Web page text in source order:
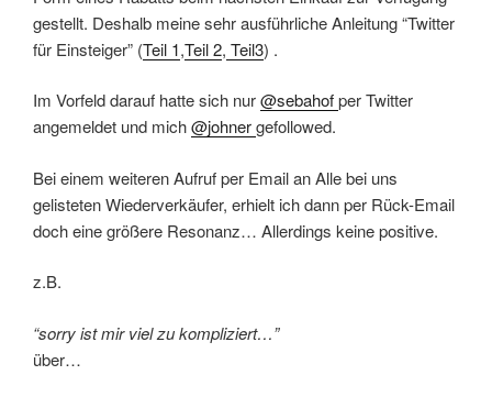
gestellt. Deshalb meine sehr ausführliche Anleitung “Twitter
für Einsteiger” (Teil 1,Teil 2, Teil3) .
Im Vorfeld darauf hatte sich nur@sebahofper Twitter
angemeldet und mich@johnergefollowed.
Bei einem weiteren Aufruf per Email an Alle bei uns
gelisteten Wiederverkäufer, erhielt ich dann per Rück-Email
doch eine größere Resonanz… Allerdings keine positive.
z.B.
“sorry ist mir viel zu kompliziert…”
über…